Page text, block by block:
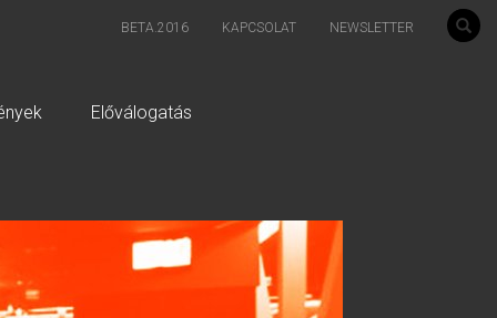
BETA.2016 KAPCSOLAT NEWSLETTER
Előválogatás